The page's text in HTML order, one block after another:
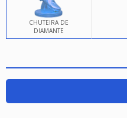
CHUTEIRA DE
DIAMANTE